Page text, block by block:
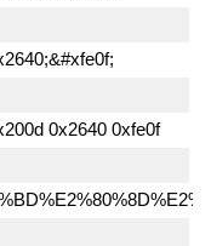
0x2640 0xfe0f